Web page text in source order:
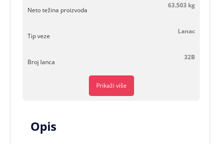
Neto težina proizvoda
63.503 kg
Tip veze
Lanac
Broj lanca
32B
Prikaži više
Opis